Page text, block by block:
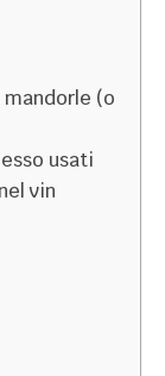
(o
usati
vin